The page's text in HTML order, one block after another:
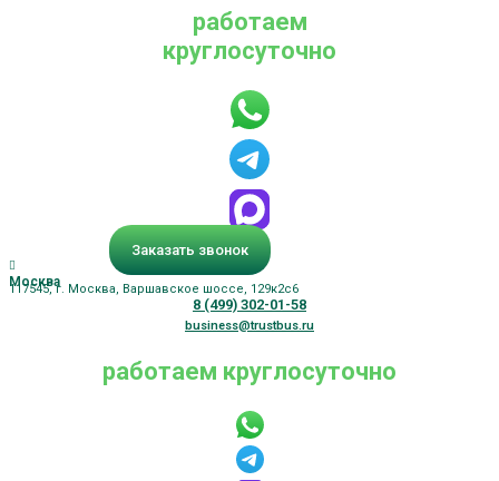
работаем
круглосуточно
Заказать звонок
Москва
117545, г. Москва, Варшавское шоссе, 129к2с6
8 (499) 302-01-58
business@trustbus.ru
работаем круглосуточно